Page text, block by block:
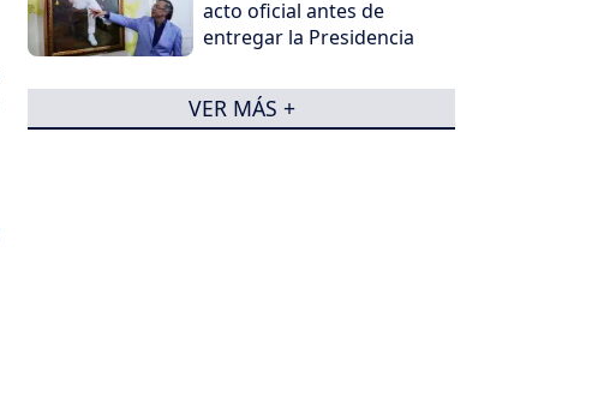
acto oficial antes de
entregar la Presidencia
VER MÁS +